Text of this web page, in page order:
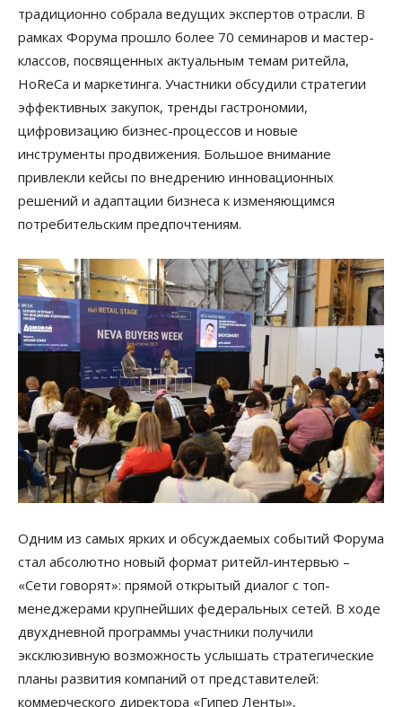
традиционно собрала ведущих экспертов отрасли. В
рамках Форума прошло более 70 семинаров и мастер-
классов, посвященных актуальным темам ритейла,
HoReCa и маркетинга. Участники обсудили стратегии
эффективных закупок, тренды гастрономии,
цифровизацию бизнес-процессов и новые
инструменты продвижения. Большое внимание
привлекли кейсы по внедрению инновационных
решений и адаптации бизнеса к изменяющимся
потребительским предпочтениям.
Одним из самых ярких и обсуждаемых событий Форума
стал абсолютно новый формат ритейл-интервью –
«Сети говорят»: прямой открытый диалог с топ-
менеджерами крупнейших федеральных сетей. В ходе
двухдневной программы участники получили
эксклюзивную возможность услышать стратегические
планы развития компаний от представителей:
коммерческого директора «Гипер Ленты»,